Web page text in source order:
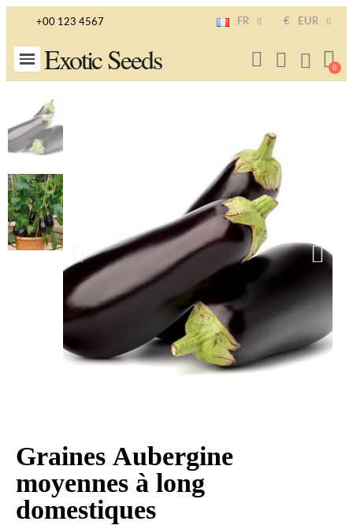
+00 123 4567 FR € EUR
Exotic Seeds
Graines Aubergine
moyennes à long
domestiques